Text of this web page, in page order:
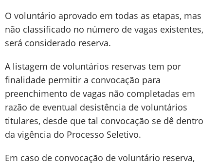
O voluntário aprovado em todas as etapas, mas
não classificado no número de vagas existentes,
será considerado reserva.
A listagem de voluntários reservas tem por
finalidade permitir a convocação para
preenchimento de vagas não completadas em
razão de eventual desistência de voluntários
titulares, desde que tal convocação se dê dentro
da vigência do Processo Seletivo.
Em caso de convocação de voluntário reserva,